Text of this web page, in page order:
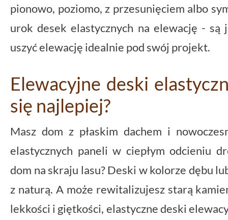
pionowo, poziomo, z przesunięciem albo
urok desek elastycznych na elewację - są
uszyć elewację idealnie pod swój projekt.
Elewacyjne deski
się najlepiej?
Masz dom z płaskim dachem i
elastycznych paneli w ciepłym odcieniu
dom na skraju lasu? Deski w kolorze dębu
z naturą. A może rewitalizujesz starą
lekkości i giętkości, elastyczne deski